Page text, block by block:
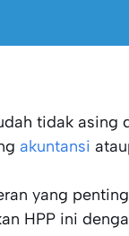
tidak asing
akuntansi
yang
HPP ini